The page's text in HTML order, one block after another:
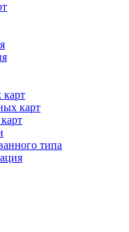
карт
карт
типа